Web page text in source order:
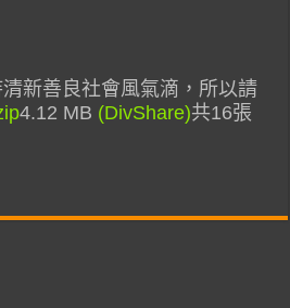
新善良社會風氣滴，所以請
4.12 MB (DivShare)共16張